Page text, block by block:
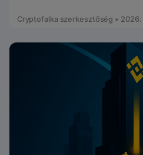
Cryptofalka szerkesztőség • 2026.